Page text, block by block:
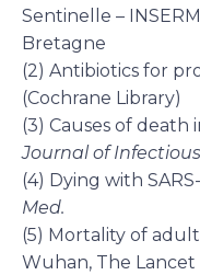
Sentinelle –
Bretagne
(2) Antibiotics for
(Cochrane Library)
(3) Causes of death
Journal of
(4) Dying with
Med.
(5) Mortality of
Wuhan, The Lancet